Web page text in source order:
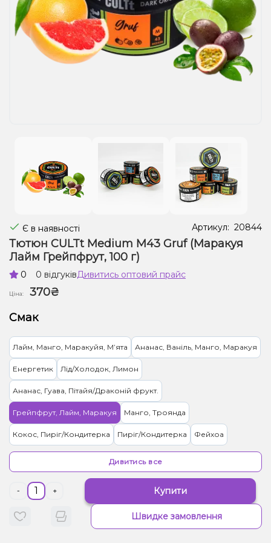
Рідини для електронних сигарет
Подарункові набори
Є в наявності Артикул: 20844
Тютюн CULTt Medium M43 Gruf (Маракуя
Лайм Грейпфрут, 100 г)
0 0 відгуківДивитись оптовий прайс
Ціна:
370₴
Смак
Лайм, Манго, Маракуйя, Мʼята Ананас, Ваніль, Манго, Маракуя
Енергетик Лід/Холодок, Лимон
Ананас, Гуава, Пітайя/Драконій фрукт.
Грейпфрут, Лайм, Маракуя Манго, Троянда
Кокос, Пиріг/Кондитерка Пиріг/Кондитерка Фейхоа
Ваніль, Вишня/Черешня, Кола
Вишня/Черешня, Чорниця/Лохина
Малина, Персик, Лід/Холодок
Дивитись все
- + Купити
Швидке замовлення